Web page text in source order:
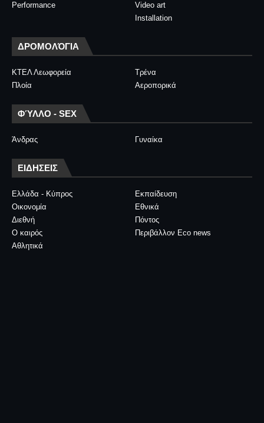
Video art
Performance
Installation
ΔΡΟΜΟΛΌΓΙΑ
ΚΤΕΛ Λεωφορεία
Τρένα
Πλοία
Αεροπορικά
ΦΎΛΛΟ - SEX
Άνδρας Γυναίκα
ΕΙΔΗΣΕΙΣ
Ελλάδα - Κύπρος
Εκπαίδευση
Οικονομία
Εθνικά
Διεθνή
Πόντος
Ο καιρός
Περιβάλλον Eco news
Αθλητικά